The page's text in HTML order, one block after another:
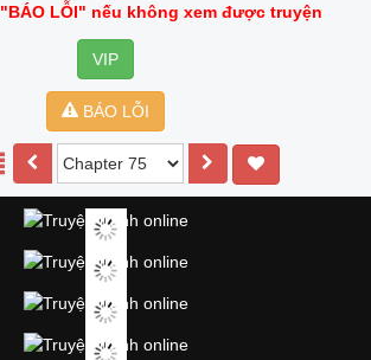
"BÁO LỖI" nếu không xem được truyện
VIP
BÁO LỖI